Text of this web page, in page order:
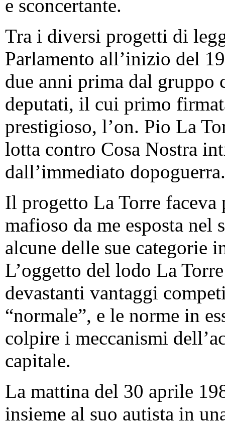
e sconcertante.
Tra i diversi progetti di
Parlamento all’inizio del
due anni prima dal gruppo
deputati, il cui primo
prestigioso, l’on. Pio La
lotta contro Cosa Nostra
dall’immediato dopoguerra.
Il progetto La Torre faceva
mafioso da me esposta nel
alcune delle sue categorie
L’oggetto del lodo La
devastanti vantaggi
“normale”, e le norme in
colpire i meccanismi
capitale.
La mattina del 30 aprile
insieme al suo autista in